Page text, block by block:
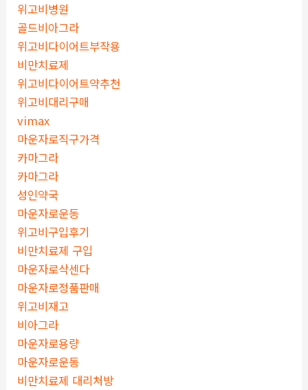
위고비병원
골드비아그라
위고비다이어트부작용
비만치료제
위고비다이어트약추천
위고비대리구매
vimax
마운자로직구가격
카마그라
카마그라
성인약국
마운자로운동
위고비구입후기
비만치료제 구입
마운자로삭센다
마운자로정품판매
위고비재고
비아그라
마운자로용량
마운자로운동
비만치료제 대리처방